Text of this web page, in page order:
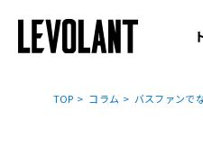
TOP コラム バスファンで